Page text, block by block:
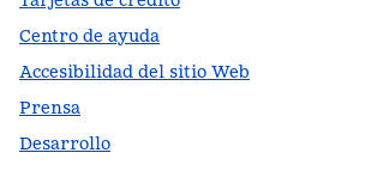
Centro de ayuda
Accesibilidad del sitio Web
Prensa
Desarrollo